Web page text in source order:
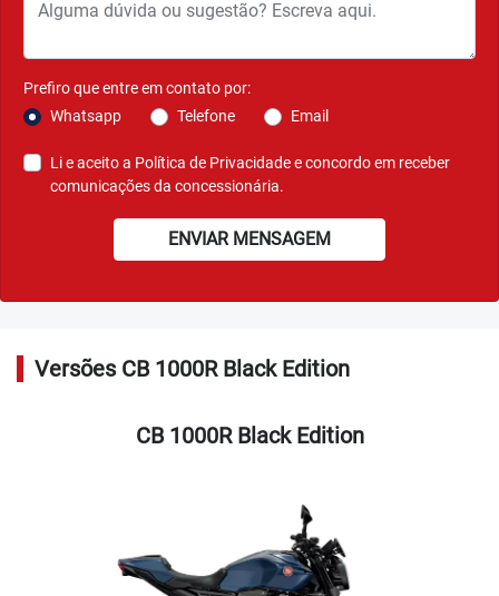
Prefiro que entre em contato por:
Whatsapp
Telefone Email
Li e aceito a Política de Privacidadee concordo em receber
comunicações da concessionária.
ENVIAR MENSAGEM
Versões CB 1000R Black Edition
CB 1000R Black Edition